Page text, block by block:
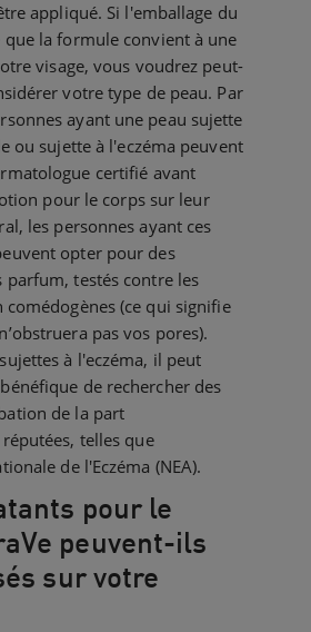
appliqué. Si l'emballage du
la formule convient à une
visage, vous voudrez peut-
votre type de peau. Par
ayant une peau sujette
ou sujette à l'eczéma peuvent
certifié avant
pour le corps sur leur
les personnes ayant ces
opter pour des
parfum, testés contre les
comédogènes (ce qui signifie
pas vos pores).
à l'eczéma, il peut
de rechercher des
de la part
telles que
de l'Eczéma (NEA).
pour le
peuvent-ils
sur votre